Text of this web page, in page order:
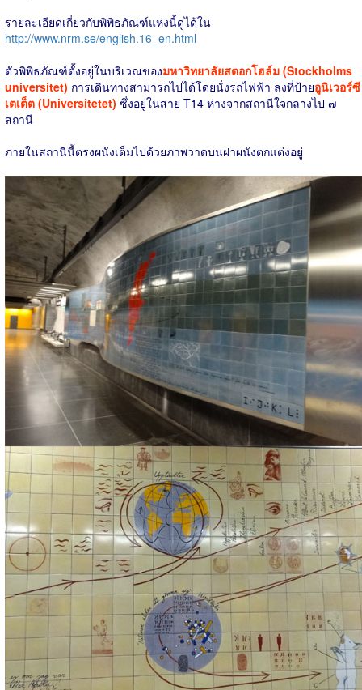
รายละเอียดเกี่ยวกับพิพิธภัณฑ์แห่งนี้ดูได้ใน
http://www.nrm.se/english.16_en.html
ตัวพิพิธภัณฑ์ตั้งอยู่ในบริเวณของมหาวิทยาลัยสตอกโฮล์ม (Stockholms
universitet) การเดินทางสามารถไปได้โดยนั่งรถไฟฟ้า ลงที่ป้ายอูนิเวอร์ซี
เตเต็ต (Universitetet) ซึ่งอยู่ในสาย T14 ห่างจากสถานีใจกลางไป ๗
สถานี
ภายในสถานีนี้ตรงผนังเต็มไปด้วยภาพวาดบนฝาผนังตกแต่งอยู่